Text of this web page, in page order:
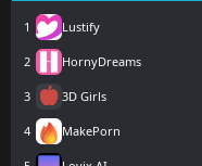
1 Lustify
2 HornyDreams
3 3D Girls
4 MakePorn